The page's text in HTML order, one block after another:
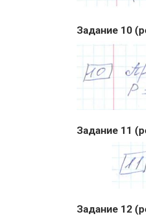
Задание 10
Задание 11
Задание 12